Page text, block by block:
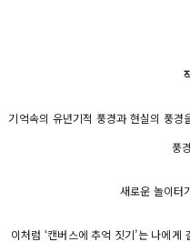
기억속의 유년기적 풍경과 현실의 풍
풍
새로운 놀이터
이처럼 ‘캔버스에 추억 짓기’는 나에